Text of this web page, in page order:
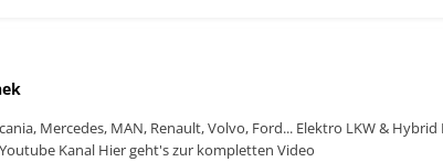
Mercedes, MAN, Renault, Volvo, Ford... Elektro LKW &
Kanal Hier geht's zur kompletten Video